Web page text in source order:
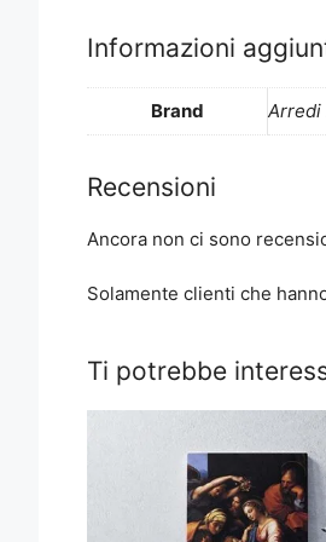
Informazioni
Brand Arredi
Recensioni
Ancora non ci sono
Solamente clienti che
Ti potrebbe